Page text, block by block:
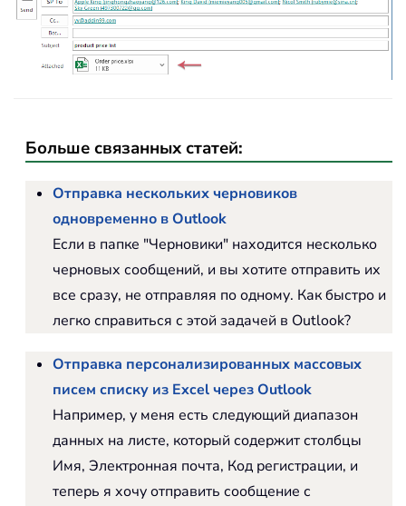
Больше связанных статей:
Отправка нескольких черновиков
одновременно в Outlook
Если в папке "Черновики" находится несколько
черновых сообщений, и вы хотите отправить их
все сразу, не отправляя по одному. Как быстро и
легко справиться с этой задачей в Outlook?
Отправка персонализированных массовых
писем списку из Excel через Outlook
Например, у меня есть следующий диапазон
данных на листе, который содержит столбцы
Имя, Электронная почта, Код регистрации, и
теперь я хочу отправить сообщение с